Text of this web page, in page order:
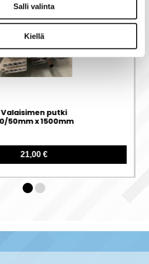
Salli valinta
Kiellä
tuotteen kanssa ostettuna
Valaisimen putki
50mm x 1500mm
21,00 €